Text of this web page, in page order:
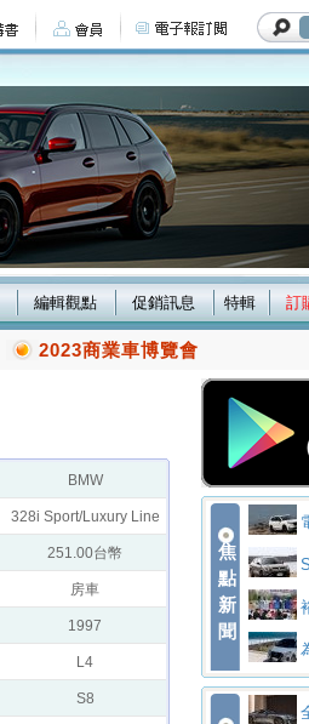
編輯觀點 促銷訊息 特輯 訂
2023商業車博覽會
BMW
328i Sport/Luxury Line
251.00台幣
房車
1997
L4
S8
焦
點
新
聞
V
驅精神
迴 結合
CKS